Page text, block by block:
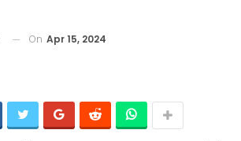
On Apr 15, 2024